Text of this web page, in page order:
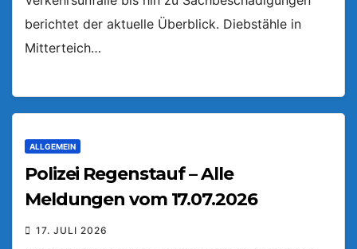
berichtet der aktuelle Überblick. Diebstähle in
Mitterteich…
ALLGEMEIN
Polizei Regenstauf – Alle
Meldungen vom 17.07.2026
17. JULI 2026